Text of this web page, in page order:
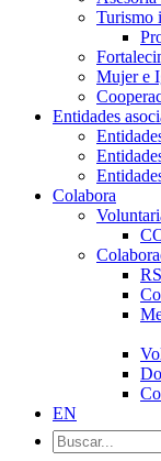
Turismo
Mujer e
Entidades
Colabora
EN